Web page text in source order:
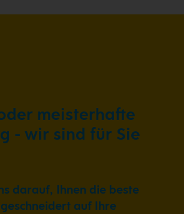
meisterhafte
- wir sind für Sie
darauf, Ihnen die beste
auf Ihre